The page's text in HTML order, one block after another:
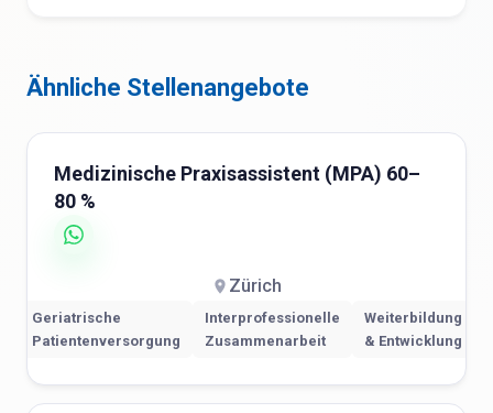
Ähnliche Stellenangebote
Medizinische Praxisassistent (MPA) 60–
80 %
Zürich
Geriatrische
Patientenversorgung
Interprofessionelle
Zusammenarbeit
Weiterbildung
& Entwicklung